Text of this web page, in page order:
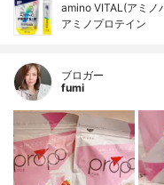
amino VITAL(アミノ
アミノプロテイン
ブロガー
fumi